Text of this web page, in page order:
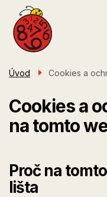
hlavnímu
obsahu
Menu
navigace
ŠKOLA
PRO RODIČE
KONTAKTY
Úvod Cookies a
Cookies a
na tomto
Proč na
lišta